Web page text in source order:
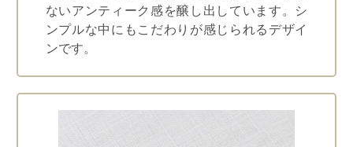
ないアンティーク感を醸し出しています。シ
ンプルな中にもこだわりが感じられるデザイ
ンです。